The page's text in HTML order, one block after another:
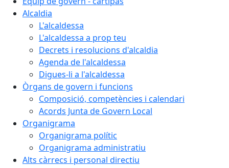
Alcaldia
L'alcaldessa
L'alcaldessa a prop teu
Decrets i resolucions d'alcaldia
Agenda de l'alcaldessa
Digues-li a l'alcaldessa
Òrgans de govern i funcions
Composició, competències i calendari
Acords Junta de Govern Local
Organigrama
Organigrama polític
Organigrama administratiu
Alts càrrecs i personal directiu